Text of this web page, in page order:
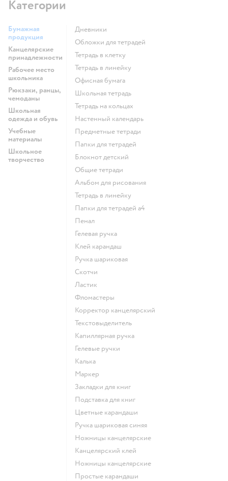
Категории
Бумажная
продукция
Канцелярские
принадлежности
Рабочее место
школьника
Рюкзаки, ранцы,
чемоданы
Школьная
одежда и обувь
Учебные
материалы
Школьное
творчество
Дневники
Обложки для тетрадей
Тетрадь в клетку
Тетрадь в линейку
Офисная бумага
Школьная тетрадь
Тетрадь на кольцах
Настенный календарь
Предметные тетради
Папки для тетрадей
Блокнот детский
Общие тетради
Альбом для рисования
Тетрадь в линейку
Папки для тетрадей а4
Пенал
Гелевая ручка
Клей карандаш
Ручка шариковая
Скотчи
Ластик
Фломастеры
Корректор канцелярский
Текстовыделитель
Капиллярная ручка
Гелевые ручки
Калька
Маркер
Закладки для книг
Подставка для книг
Цветные карандаши
Ручка шариковая синяя
Ножницы канцелярские
Канцелярский клей
Ножницы канцелярские
Простые карандаши